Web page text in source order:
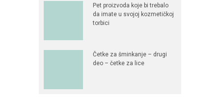
Pet proizvoda koje bi trebalo
da imate u svojoj kozmetičkoj
Četke za šminkanje – drugi